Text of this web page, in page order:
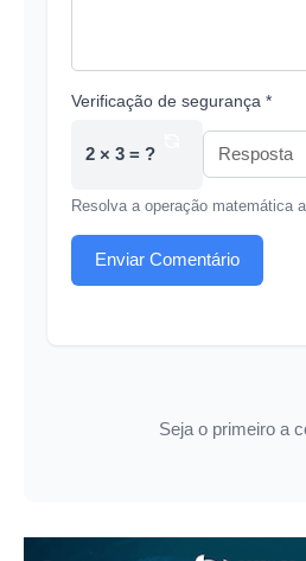
Verificação de segurança *
2 × 3 = ?
Resolva a operação matemática
Enviar Comentário
Seja o primeiro a